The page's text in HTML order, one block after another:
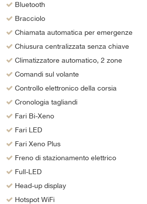
Bluetooth
Bracciolo
Chiamata automatica per emergenze
Chiusura centralizzata senza chiave
Climatizzatore automatico, 2 zone
Comandi sul volante
Controllo elettronico della corsia
Cronologia tagliandi
Fari Bi-Xeno
Fari LED
Fari Xeno Plus
Freno di stazionamento elettrico
Full-LED
Head-up display
Hotspot WiFi